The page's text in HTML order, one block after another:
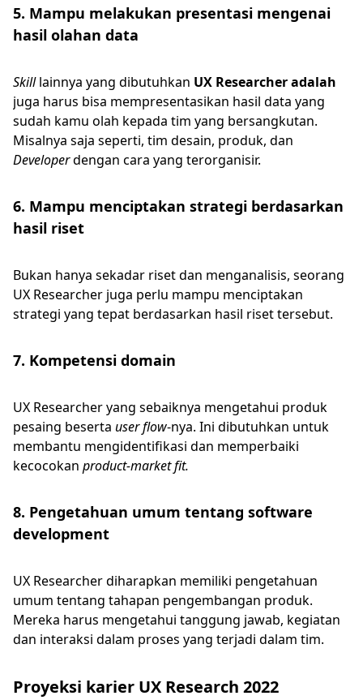
5. Mampu melakukan presentasi mengenai
hasil olahan data
Skilllainnya yang dibutuhkan UX Researcher adalah
juga harus bisa mempresentasikan hasil data yang
sudah kamu olah kepada tim yang bersangkutan.
Misalnya saja seperti, tim desain, produk, dan
Developerdengan cara yang terorganisir.
6. Mampu menciptakan strategi berdasarkan
hasil riset
Bukan hanya sekadar riset dan menganalisis, seorang
UX Researcher juga perlu mampu menciptakan
strategi yang tepat berdasarkan hasil riset tersebut.
7. Kompetensi domain
UX Researcher yang sebaiknya mengetahui produk
pesaing beserta user flow-nya. Ini dibutuhkan untuk
membantu mengidentifikasi dan memperbaiki
kecocokan product-market fit.
8. Pengetahuan umum tentang software
development
UX Researcher diharapkan memiliki pengetahuan
umum tentang tahapan pengembangan produk.
Mereka harus mengetahui tanggung jawab, kegiatan
dan interaksi dalam proses yang terjadi dalam tim.
Proyeksi karier UX Research 2022